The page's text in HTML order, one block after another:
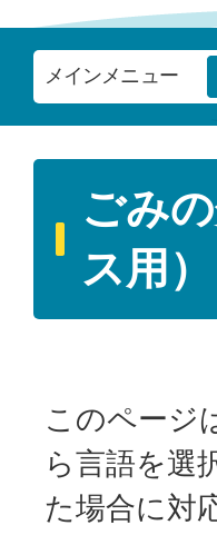
メインメニュー
ごみ
ス用）
このページ
ら言語を選
た場合に対